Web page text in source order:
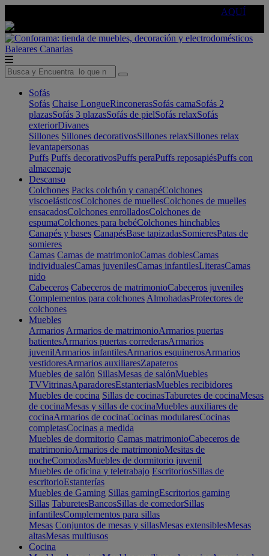
AQUÍ
Baleares Canarias
Sofás
Sofás Chaise LongueRinconerasSofás camaSofás 2
plazasSofás 3 plazasSofás de pielSofás relaxSofás
exteriorDivanes
Sillones Sillones decorativosSillones relaxSillones relax
levantapersonas
Puffs Puffs decorativosPuffs peraPuffs reposapiésPuffs con
almacenaje
Descanso
Colchones Packs colchón y canapéColchones
viscoelásticosColchones de muellesColchones de muelles
ensacadosColchones enrolladosColchones de
espumaColchones para bebéColchones hinchables
Canapés y bases CanapésBase tapizadasSomieresPatas de
somieres
Camas Camas de matrimonioCamas doblesCamas
individualesCamas juvenilesCamas infantilesLiterasCamas
nido
Cabeceros Cabeceros de matrimonioCabeceros juveniles
Complementos para colchones AlmohadasProtectores de
colchones
Muebles
Armarios Armarios de matrimonioArmarios puertas
batientesArmarios puertas correderasArmarios
juvenilArmarios infantilesArmarios esquinerosArmarios
vestidoresArmarios auxiliaresZapateros
Muebles de salón SillasMesas de salónMuebles
TVVitrinasAparadoresEstanteriasMuebles recibidores
Muebles de cocina Sillas de cocinasTaburetes de cocinaMesas
de cocinaMesas y sillas de cocinaMuebles auxiliares de
cocinaArmarios de cocinaCocinas modularesCocinas
completasCocinas a medida
Muebles de dormitorio Camas matrimonioCabeceros de
matrimonioArmarios de matrimonioMesitas de
nocheComodasMuebles de dormitorio juvenil
Muebles de oficina y teletrabajo EscritoriosSillas de
escritorioEstanterías
Muebles de Gaming Sillas gamingEscritorios gaming
Sillas TaburetesBancosSillas de comedorSillas
infantilesComplementos para sillas
Mesas Conjuntos de mesas y sillasMesas extensiblesMesas
altasMesas multiusos
Cocina